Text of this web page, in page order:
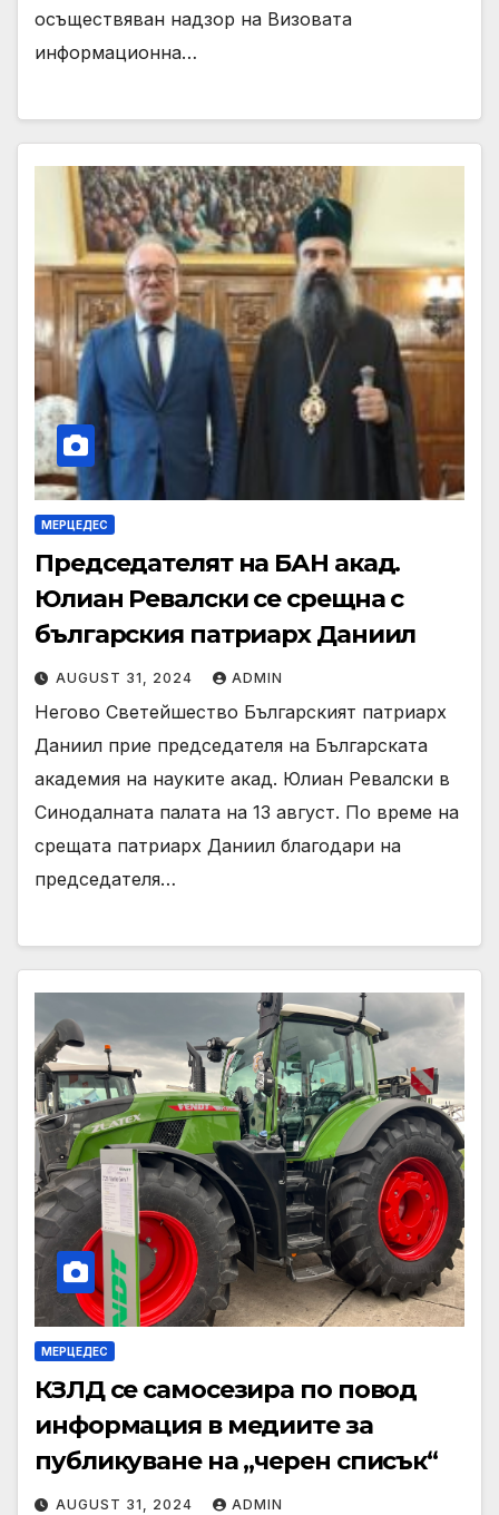
осъществяван надзор на Визовата
информационна…
МЕРЦЕДЕС
Председателят на БАН акад.
Юлиан Ревалски се срещна с
българския патриарх Даниил
AUGUST 31, 2024 ADMIN
Негово Светейшество Българският патриарх
Даниил прие председателя на Българската
академия на науките акад. Юлиан Ревалски в
Синодалната палата на 13 август. По време на
срещата патриарх Даниил благодари на
председателя…
МЕРЦЕДЕС
КЗЛД се самосезира по повод
информация в медиите за
публикуване на „черен списък“
AUGUST 31, 2024 ADMIN